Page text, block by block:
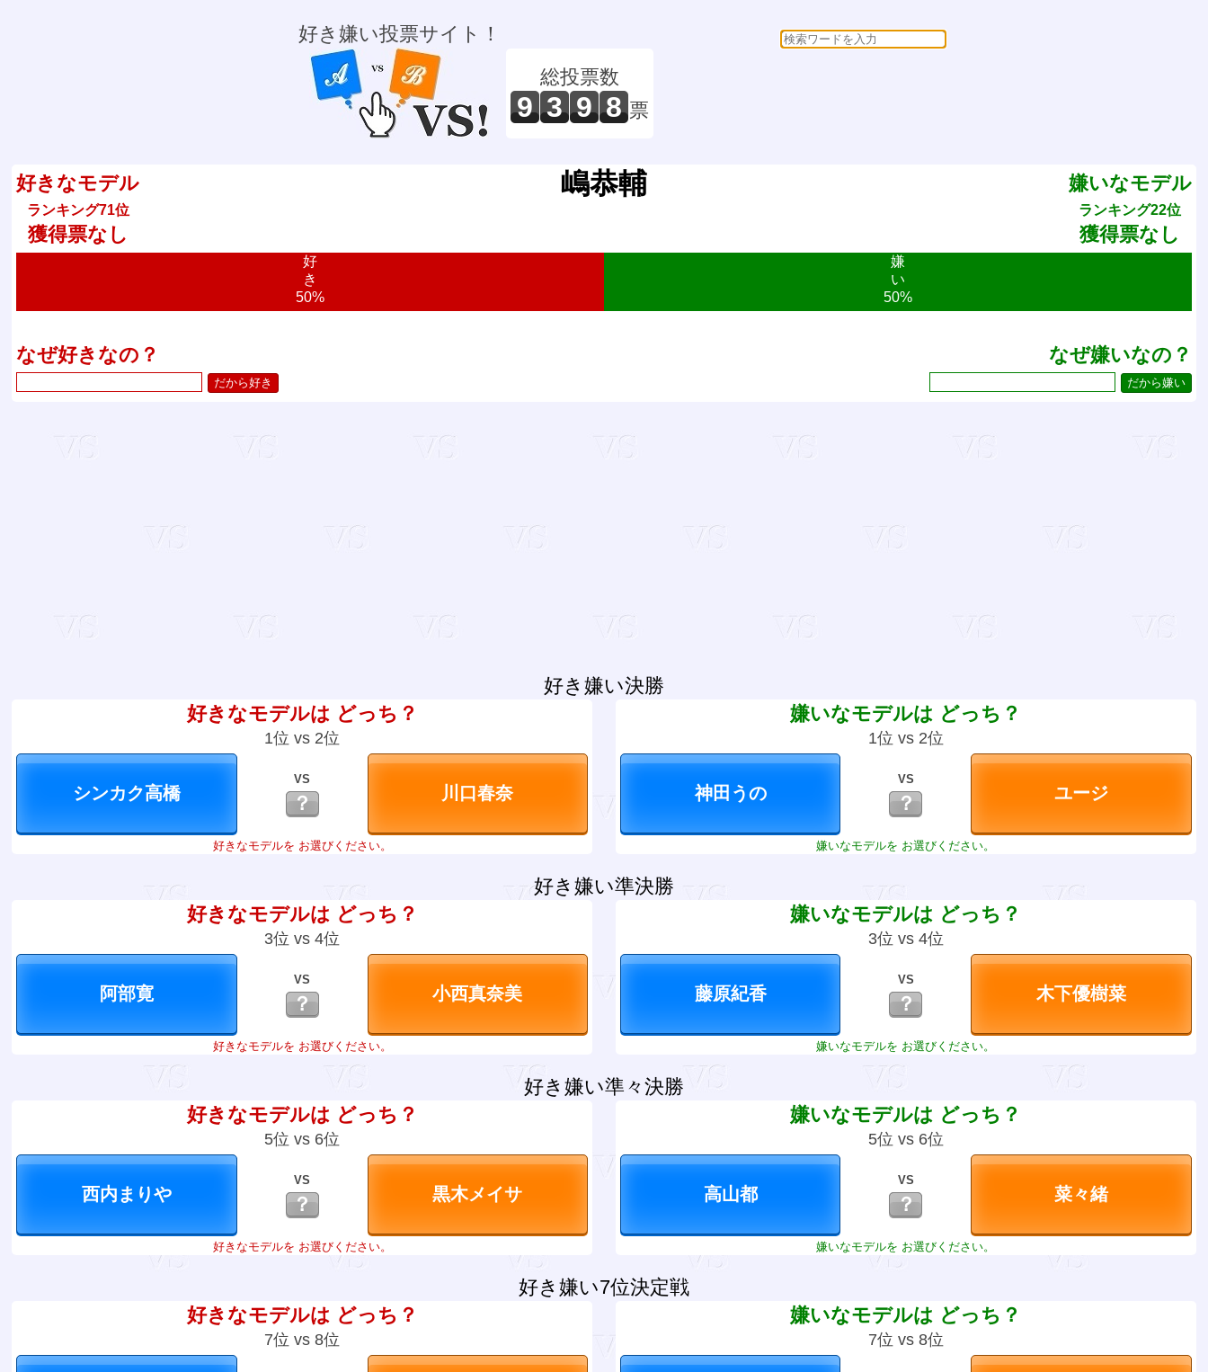
好き嫌い投票サイト！
総投票数
9 3 9 8 票
好きなモデル
ランキング71位
獲得票なし
嫌いなモデル
ランキング22位
獲得票なし
嶋恭輔
好
き
50%
嫌
い
50%
なぜ好きなの？ なぜ嫌いなの？
好き嫌い決勝
好きなモデルは どっち？
1位 vs 2位
VS
？
好きなモデルを お選びください。
嫌いなモデルは どっち？
1位 vs 2位
VS
？
嫌いなモデルを お選びください。
好き嫌い準決勝
好きなモデルは どっち？
3位 vs 4位
VS
？
好きなモデルを お選びください。
嫌いなモデルは どっち？
3位 vs 4位
VS
？
嫌いなモデルを お選びください。
好き嫌い準々決勝
好きなモデルは どっち？
5位 vs 6位
VS
？
好きなモデルを お選びください。
嫌いなモデルは どっち？
5位 vs 6位
VS
？
嫌いなモデルを お選びください。
好き嫌い7位決定戦
好きなモデルは どっち？
7位 vs 8位
嫌いなモデルは どっち？
7位 vs 8位